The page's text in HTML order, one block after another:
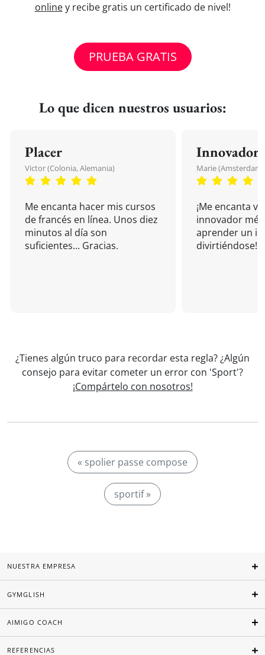
onliney recibe gratis un certificado de nivel!
PRUEBA GRATIS
Lo que dicen nuestros usuarios:
Placer
Victor (Colonia, Alemania)
Me encanta hacer mis cursos
de francés en línea. Unos diez
minutos al día son
suficientes... Gracias.
Innovador
Marie (Amsterdam,
¡Me encanta
innovador
aprender un
divirtiéndose!
¿Tienes algún truco para recordar esta regla? ¿Algún
consejo para evitar cometer un error con 'Sport'?
¡Compártelo con nosotros!
« spolier passe compose
sportif »
NUESTRA EMPRESA
GYMGLISH
AIMIGO COACH
REFERENCIAS